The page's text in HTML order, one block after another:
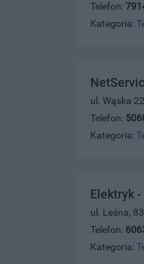
Telefon:
Kategoria:
ul. Wąska
Telefon:
Kategoria:
Elektryk
ul. Leśna,
Telefon:
Kategoria: